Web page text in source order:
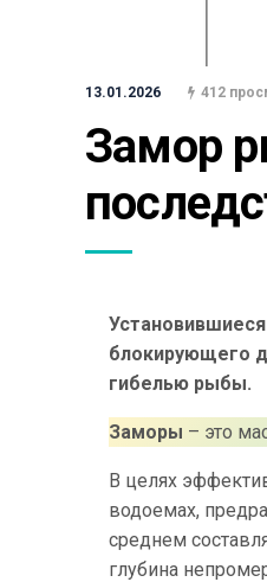
13.01.2026 412
Замор
блокирующего
гибелью рыбы.
Заморы – это
В целях
водоемах,
среднем
глубина